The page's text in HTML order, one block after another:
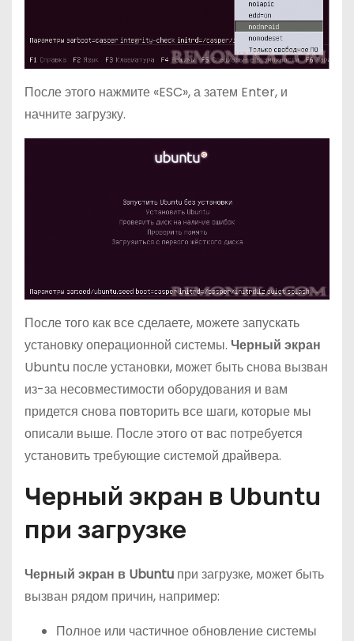
После этого нажмите «ESC», а затем Enter, и
начните загрузку.
После того как все сделаете, можете запускать
установку операционной системы. Черный экран
Ubuntu после установки, может быть снова вызван
из-за несовместимости оборудования и вам
придется снова повторить все шаги, которые мы
описали выше. После этого от вас потребуется
установить требующие системой драйвера.
Черный экран в Ubuntu
при загрузке
Черный экран в Ubuntu при загрузке, может быть
вызван рядом причин, например:
Полное или частичное обновление системы